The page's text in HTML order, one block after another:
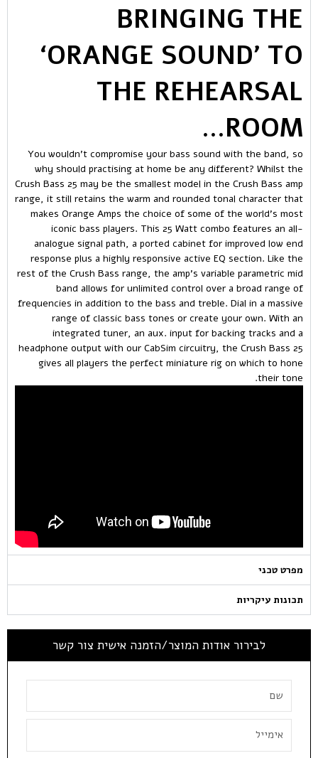
BRINGING THE
‘ORANGE SOUND’ TO
THE REHEARSAL
ROOM…
You wouldn’t compromise your bass sound with the band, so
why should practising at home be any different? Whilst the
Crush Bass 25 may be the smallest model in the Crush Bass amp
range, it still retains the warm and rounded tonal character that
makes Orange Amps the choice of some of the world’s most
iconic bass players. This 25 Watt combo features an all-
analogue signal path, a ported cabinet for improved low end
response plus a highly responsive active EQ section. Like the
rest of the Crush Bass range, the amp’s variable parametric mid
band allows for unlimited control over a broad range of
frequencies in addition to the bass and treble. Dial in a massive
range of classic bass tones or create your own. With an
integrated tuner, an aux. input for backing tracks and a
headphone output with our CabSim circuitry, the Crush Bass 25
gives all players the perfect miniature rig on which to hone
their tone.
מפרט טכני
תכונות עיקריות
לבירור אודות המוצר/הזמנה אישית צור קשר